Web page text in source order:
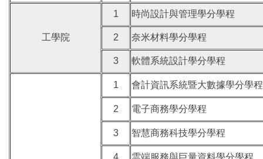
工學院
1 時尚設計與管理學分學程
2 奈米材料學分學程
3 軟體系統設計學分學程
1 會計資訊系統暨大數據學分學程
2 電子商務學分學程
3 智慧商務科技學分學程
4 雲端服務與巨量資料學分學程